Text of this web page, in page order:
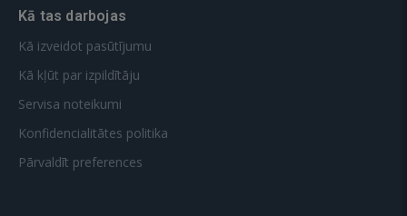
Kā tas darbojas
Kā izveidot pasūtījumu
Kā kļūt par izpildītāju
Servisa noteikumi
Konfidencialitātes politika
Pārvaldīt preferences